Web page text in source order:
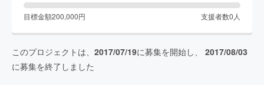
目標金額200,000円 支援者数0 人
このプロジェクトは、 2017/07/19に募集を開始し、 2017/08/03
に募集を終了しました